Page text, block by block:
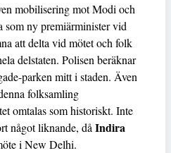
mobilisering mot Modi och
som ny premiärminister vid
att delta vid mötet och folk
delstaten. Polisen beräknar
parken mitt i staden. Även
folksamling
omtalas som historiskt. Inte
något liknande, då Indira
i New Delhi.